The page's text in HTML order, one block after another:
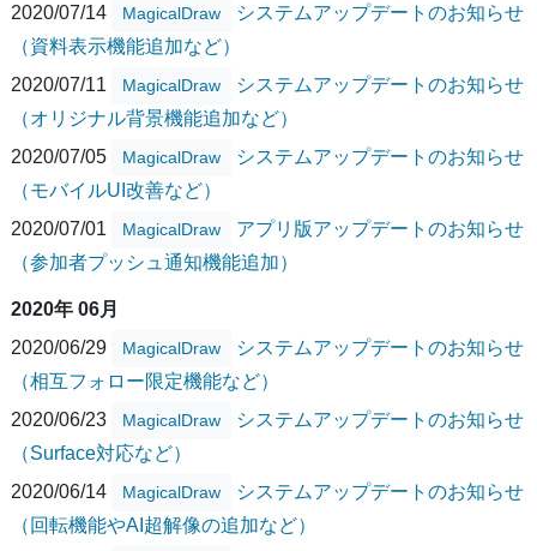
2020/07/14
MagicalDraw
システムアップデートのお知らせ
（資料表示機能追加など）
2020/07/11
MagicalDraw
システムアップデートのお知らせ
（オリジナル背景機能追加など）
2020/07/05
MagicalDraw
システムアップデートのお知らせ
（モバイルUI改善など）
2020/07/01
MagicalDraw
アプリ版アップデートのお知らせ
（参加者プッシュ通知機能追加）
2020年 06月
2020/06/29
MagicalDraw
システムアップデートのお知らせ
（相互フォロー限定機能など）
2020/06/23
MagicalDraw
システムアップデートのお知らせ
（Surface対応など）
2020/06/14
MagicalDraw
システムアップデートのお知らせ
（回転機能やAI超解像の追加など）